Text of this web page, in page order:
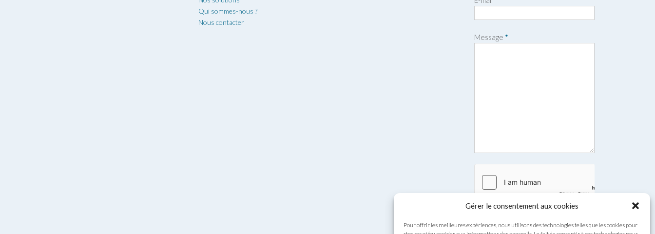
Gérer le consentement aux cookies
Pour offrir les meilleures expériences, nous utilisons des technologies telles que les cookies pour
Qui sommes-nous ?
Nous contacter
é
Message *
Envoyer